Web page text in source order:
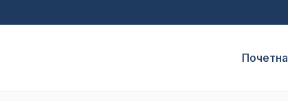
Почетна